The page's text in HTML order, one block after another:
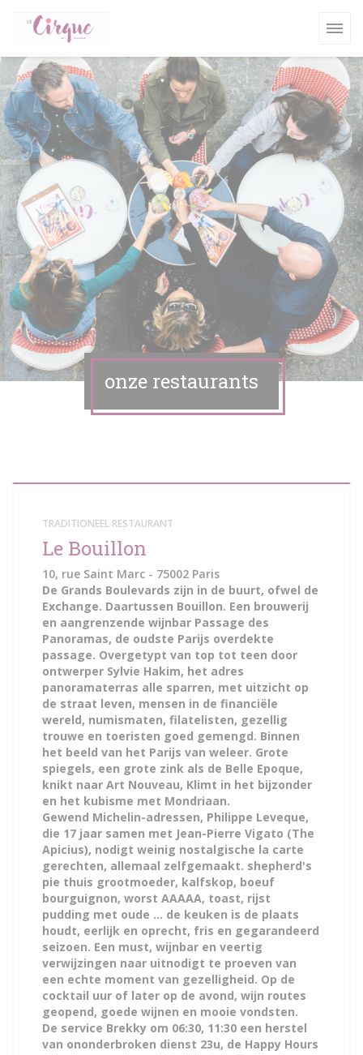
onze restaurants
TRADITIONEEL RESTAURANT
Le Bouillon
10, rue Saint Marc - 75002 Paris
De Grands Boulevards zijn in de buurt, ofwel de
Exchange. Daartussen Bouillon. Een brouwerij
en aangrenzende wijnbar Passage des
Panoramas, de oudste Parijs overdekte
passage. Overgetypt van top tot teen door
ontwerper Sylvie Hakim, het adres
panoramaterras alle sparren, met uitzicht op
de straat leven, mensen in de financiële
wereld, numismaten, filatelisten, gezellig
trouwe en toeristen goed gemengd. Binnen
het beeld van het Parijs van weleer. Grote
spiegels, een grote zink als de Belle Epoque,
knikt naar Art Nouveau, Klimt in het bijzonder
en het kubisme met Mondriaan.
Gewend Michelin-adressen, Philippe Leveque,
die 17 jaar samen met Jean-Pierre Vigato (The
Apicius), nodigt weinig nostalgische la carte
gerechten, allemaal zelfgemaakt. shepherd's
pie thuis grootmoeder, kalfskop, boeuf
bourguignon, worst AAAAA, toast, rijst
pudding met oude ... de keuken is de plaats
houdt, eerlijk en oprecht, fris en gegarandeerd
seizoen. Een must, wijnbar en veertig
verwijzingen naar uitnodigt te proeven van
een echte moment van gezelligheid. Op de
cocktail uur of later op de avond, wijn routes
geopend, goede wijnen en mooie vondsten.
De service Brekky om 06:30, 11:30 een herstel
van ononderbroken dienst 23u, de Happy Hours